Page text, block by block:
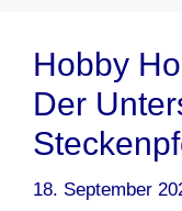
Hobby
Der
18. September